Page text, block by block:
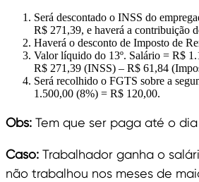
Será descontado o INSS do
R$ 271,39, e haverá a contribuição
Haverá o desconto de Imposto de
Valor líquido do 13º. Salário = R$
R$ 271,39 (INSS) – R$ 61,84
Será recolhido o FGTS sobre a
1.500,00 (8%) = R$ 120,00.
Obs: Tem que ser paga até o dia
Caso: Trabalhador ganha o
não trabalhou nos meses de